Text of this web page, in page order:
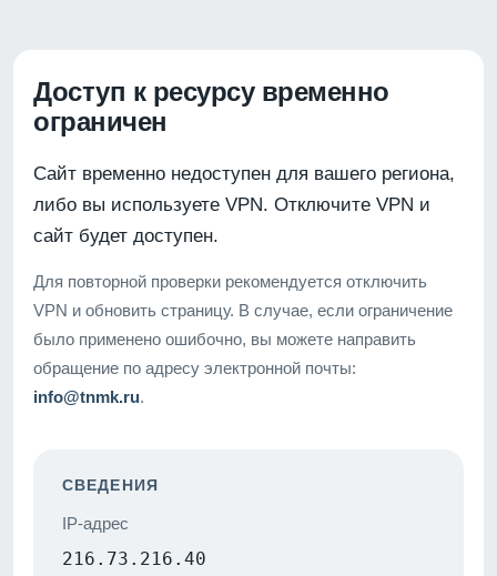
Доступ к ресурсу временно
ограничен
Сайт временно недоступен для вашего региона,
либо вы используете VPN. Отключите VPN и
сайт будет доступен.
Для повторной проверки рекомендуется отключить
VPN и обновить страницу. В случае, если ограничение
было применено ошибочно, вы можете направить
обращение по адресу электронной почты:
info@tnmk.ru.
СВЕДЕНИЯ
IP-адрес
216.73.216.40